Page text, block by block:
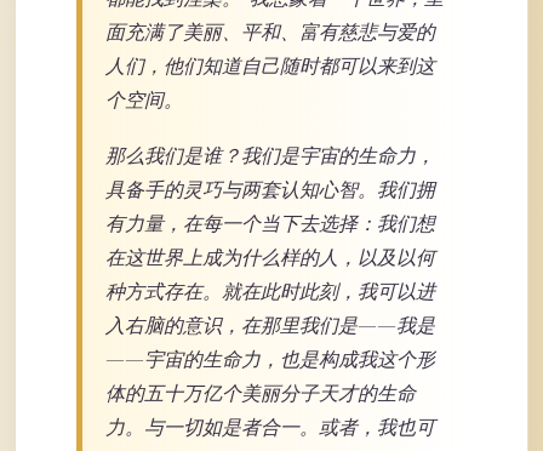
面充满了美丽、平和、富有慈悲与爱的
人们，他们知道自己随时都可以来到这
个空间。
那么我们是谁？我们是宇宙的生命力，
具备手的灵巧与两套认知心智。我们拥
有力量，在每一个当下去选择：我们想
在这世界上成为什么样的人，以及以何
种方式存在。就在此时此刻，我可以进
入右脑的意识，在那里我们是——我是
——宇宙的生命力，也是构成我这个形
体的五十万亿个美丽分子天才的生命
力。与一切如是者合一。或者，我也可